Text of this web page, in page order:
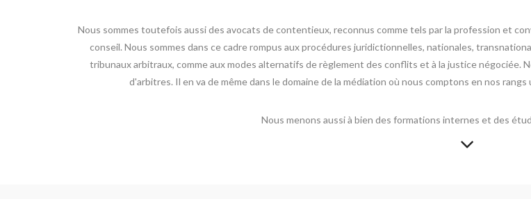
Nous sommes toutefois aussi des avocats de contentieux, reconnus comme tels par la profession et
conseil. Nous sommes dans ce cadre rompus aux procédures juridictionnelles, nationales,
tribunaux arbitraux, comme aux modes alternatifs de règlement des conflits et à la justice négociée.
d'arbitres. Il en va de même dans le domaine de la médiation où nous comptons en nos
Nous menons aussi à bien des formations internes et des